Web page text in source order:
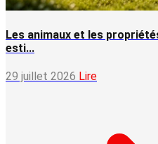
Les animaux et les
esti...
29 juillet 2026 Lire